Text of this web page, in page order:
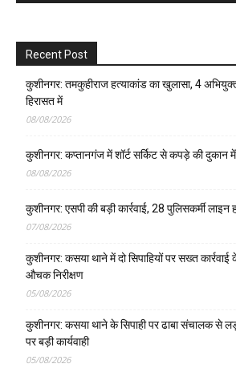
Recent Post
कुशीनगर: तमकुहीराज हत्याकांड का खुलासा, 4
हिरासत में
08/08/2026
कुशीनगर: कप्तानगंज में शॉर्ट सर्किट से कपड़े की दुकान
08/08/2026
कुशीनगर: एसपी की बड़ी कार्रवाई, 28 पुलिसकर्मी लाइन
07/08/2026
कुशीनगर: कसया थाने में दो सिपाहियों पर सख्त
औचक निरीक्षण
05/08/2026
कुशीनगर: कसया थाने के सिपाही पर ढाबा संचालक से
पर बड़ी कार्यवाही
05/08/2026